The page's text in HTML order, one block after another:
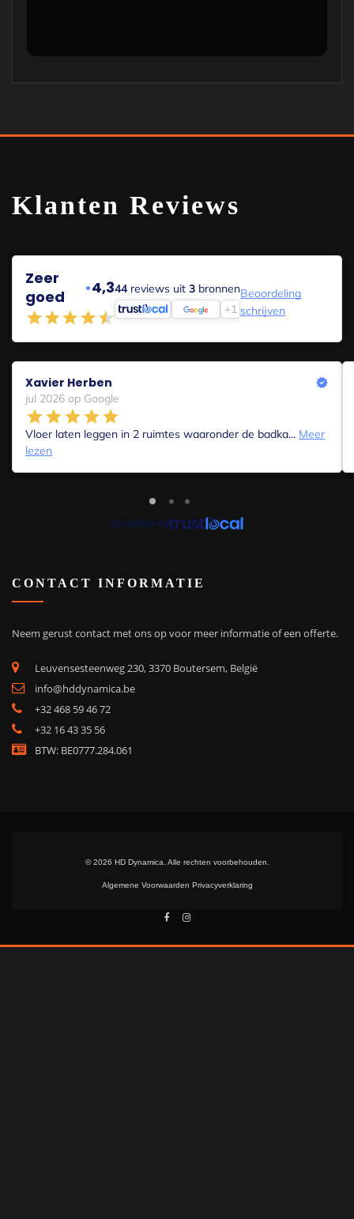
Klanten Reviews
Zeer
goed
•4,344reviews uit3 bronnen
+1
Beoordeling
schrijven
Xavier Herben
jul 2026 op Google
Vloer laten leggen in 2 ruimtes waaronder de badka... Meer
lezen
provided by
CONTACT INFORMATIE
Neem gerust contact met ons op voor meer informatie of een offerte.
Leuvensesteenweg 230, 3370 Boutersem, België
info@hddynamica.be
+32 468 59 46 72
+32 16 43 35 56
BTW: BE0777.284.061
© 2026 HD Dynamica. Alle rechten voorbehouden.
Algemene Voorwaarden Privacyverklaring